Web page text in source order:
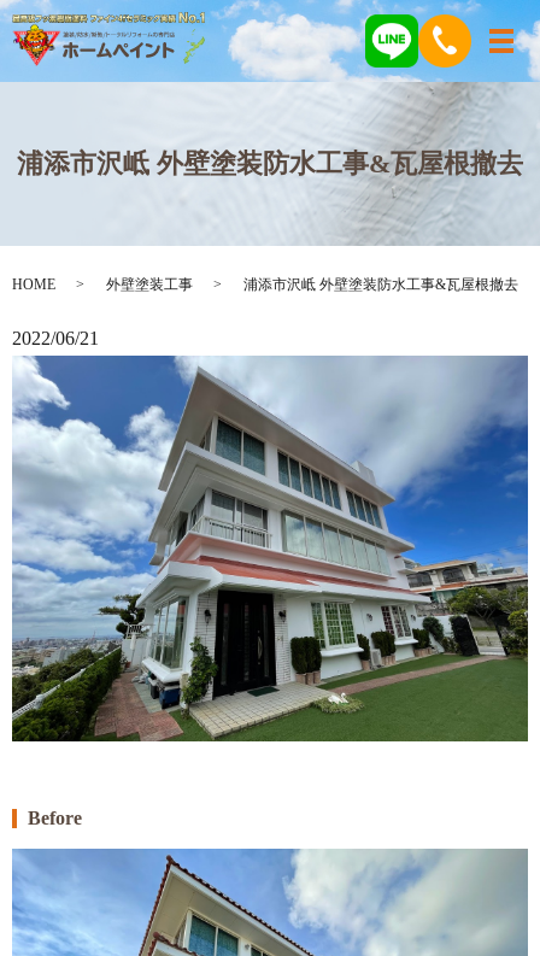
メ
浦添市沢岻 外壁塗装防水工事&瓦屋根撤去
HOME 外壁塗装工事 浦添市沢岻 外壁塗装防水工事&瓦屋根撤去
2022/06/21
Before